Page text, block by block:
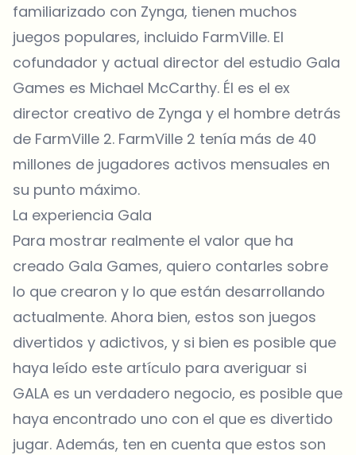
familiarizado con Zynga, tienen muchos
juegos populares, incluido FarmVille. El
cofundador y actual director del estudio Gala
Games es Michael McCarthy. Él es el ex
director creativo de Zynga y el hombre detrás
de FarmVille 2. FarmVille 2 tenía más de 40
millones de jugadores activos mensuales en
su punto máximo.
La experiencia Gala
Para mostrar realmente el valor que ha
creado Gala Games, quiero contarles sobre
lo que crearon y lo que están desarrollando
actualmente. Ahora bien, estos son juegos
divertidos y adictivos, y si bien es posible que
haya leído este artículo para averiguar si
GALA es un verdadero negocio, es posible que
haya encontrado uno con el que es divertido
jugar. Además, ten en cuenta que estos son